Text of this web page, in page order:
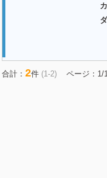
合計： 2件 (1-2) ページ：1/1